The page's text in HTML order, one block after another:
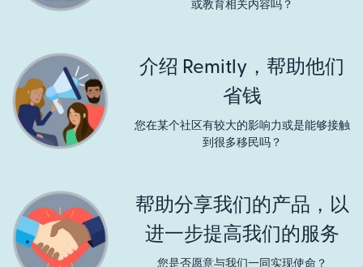
或教育相关内容吗？
介绍 Remitly，帮助他们
省钱
您在某个社区有较大的影响力或是能够接触
到很多移民吗？
帮助分享我们的产品，以
进一步提高我们的服务
您是否愿意与我们一同实现使命？